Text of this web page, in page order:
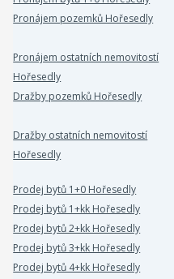
Pronájem pozemků Hořesedly
Pronájem ostatních nemovitostí
Hořesedly
Dražby pozemků Hořesedly
Dražby ostatních nemovitostí
Hořesedly
Prodej bytů 1+0 Hořesedly
Prodej bytů 1+kk Hořesedly
Prodej bytů 2+kk Hořesedly
Prodej bytů 3+kk Hořesedly
Prodej bytů 4+kk Hořesedly